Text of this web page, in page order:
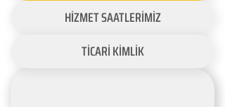
HİZMET SAATLERİMİZ
TİCARİ KİMLİK